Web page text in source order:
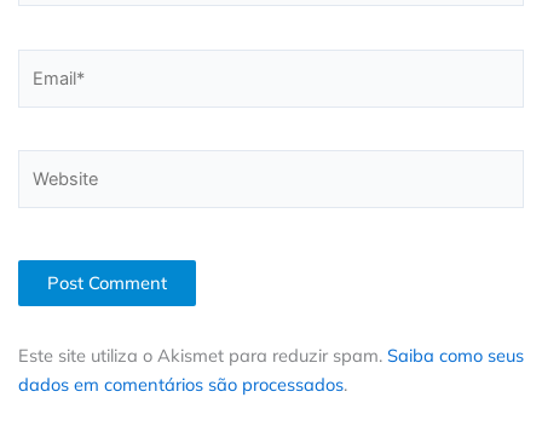
Este site utiliza o Akismet para reduzir spam. Saiba como seus
dados em comentários são processados.